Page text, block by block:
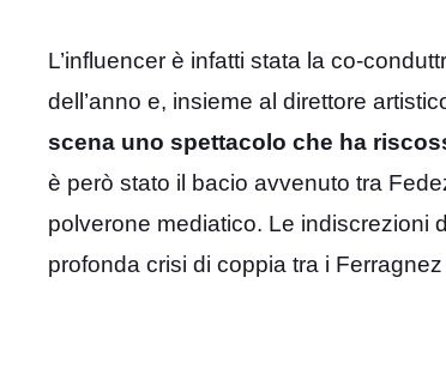
L’influencer è infatti stata la co-
dell’anno e, insieme al direttore
scena uno spettacolo che ha
è però stato il bacio avvenuto tra
polverone mediatico. Le indiscrezioni
profonda crisi di coppia tra i